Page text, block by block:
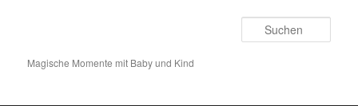
Magische Momente mit Baby und Kind